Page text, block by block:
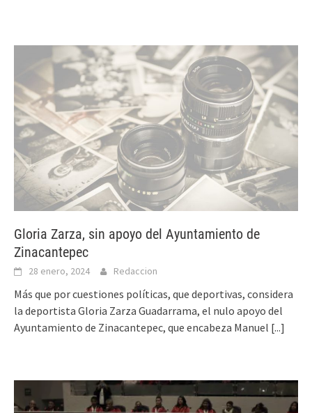
Gloria Zarza, sin apoyo del Ayuntamiento de
Zinacantepec
28 enero, 2024 Redaccion
Más que por cuestiones políticas, que deportivas, considera
la deportista Gloria Zarza Guadarrama, el nulo apoyo del
Ayuntamiento de Zinacantepec, que encabeza Manuel [...]